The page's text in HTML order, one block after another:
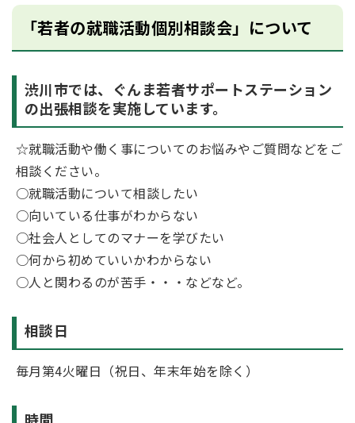
「若者の就職活動個別相談会」について
渋川市では、ぐんま若者サポートステーション
の出張相談を実施しています。
☆就職活動や働く事についてのお悩みやご質問などをご
相談ください。
○就職活動について相談したい
○向いている仕事がわからない
○社会人としてのマナーを学びたい
○何から初めていいかわからない
○人と関わるのが苦手・・・などなど。
相談日
毎月第4火曜日（祝日、年末年始を除く）